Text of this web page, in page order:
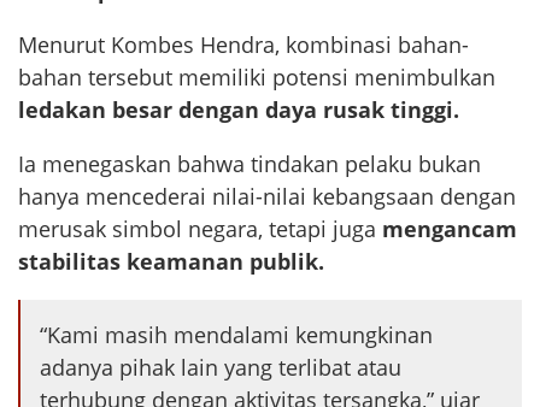
Menurut Kombes Hendra, kombinasi bahan-
bahan tersebut memiliki potensi menimbulkan
ledakan besar dengan daya rusak tinggi.
Ia menegaskan bahwa tindakan pelaku bukan
hanya mencederai nilai-nilai kebangsaan dengan
merusak simbol negara, tetapi juga mengancam
stabilitas keamanan publik.
“Kami masih mendalami kemungkinan
adanya pihak lain yang terlibat atau
terhubung dengan aktivitas tersangka,” ujar